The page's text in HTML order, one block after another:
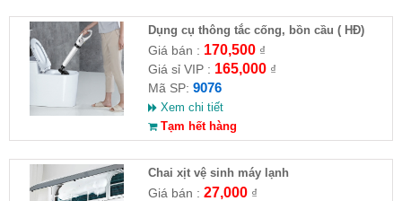
Dụng cụ thông tắc cống, bồn cầu ( HĐ)
Giá bán : 170,500₫
Giá sỉ VIP : 165,000₫
Mã SP: 9076
Xem chi tiết
Tạm hết hàng
Chai xịt vệ sinh máy lạnh
Giá bán : 27,000₫